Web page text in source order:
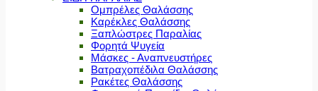
Ομπρέλες Θαλάσσης
Καρέκλες Θαλάσσης
Ξαπλώστρες Παραλίας
Φορητά Ψυγεία
Μάσκες - Αναπνευστήρες
Βατραχοπέδιλα Θαλάσσης
Ρακέτες Θαλάσσης